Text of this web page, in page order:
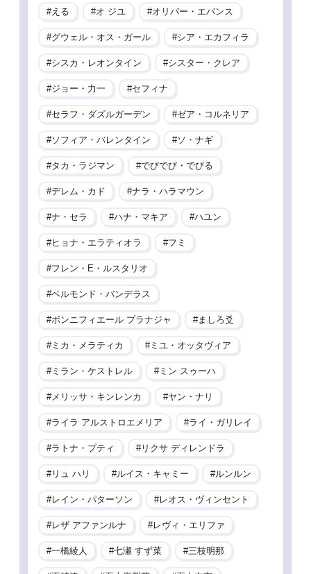
える オ ジユ オリバー・エバンス
グウェル・オス・ガール シア・エカフィラ
シスカ・レオンタイン シスター・クレア
ジョー・力一 セフィナ
セラフ・ダズルガーデン ゼア・コルネリア
ソフィア・バレンタイン ソ・ナギ
タカ・ラジマン でびでび・でびる
デレム・カド ナラ・ハラマウン
ナ・セラ ハナ・マキア ハユン
ヒョナ・エラティオラ フミ
フレン・E・ルスタリオ
ベルモンド・バンデラス
ボンニフィエール プラナジャ ましろ爻
ミカ・メラティカ ミユ・オッタヴィア
ミラン・ケストレル ミン スゥーハ
メリッサ・キンレンカ ヤン・ナリ
ライラ アルストロエメリア ライ・ガリレイ
ラトナ・プティ リクサ ディレンドラ
リュ ハリ ルイス・キャミー ルンルン
レイン・パターソン レオス・ヴィンセント
レザ アファンルナ レヴィ・エリファ
一橋綾人 七瀬 すず菜 三枝明那